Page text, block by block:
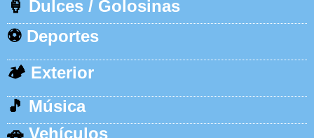
🍦 Dulces / Golosinas
⚽ Deportes
🏕️ Exterior
🎵 Música
🚗 Vehículos